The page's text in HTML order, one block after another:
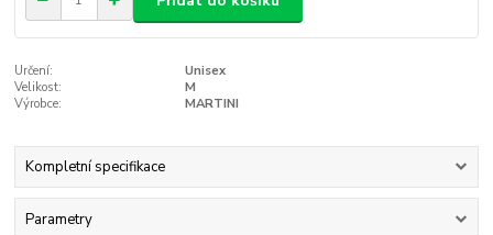
Určení:
Unisex
Velikost:
M
Výrobce:
MARTINI
Kompletní specifikace
Parametry